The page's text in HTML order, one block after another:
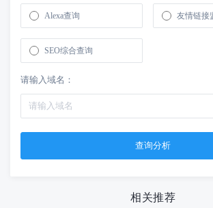
Alexa查询 友情链接
SEO综合查询
请输入域名：
相关推荐